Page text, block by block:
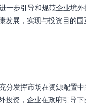
一步引导和规范企业境
发展，实现与投资目的
发挥市场在资源配置
投资，企业在政府引导